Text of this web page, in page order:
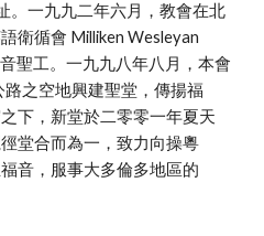
。一九九二年六月，教會在北
衛循會 Milliken Wesleyan
聖工。一九九八年八月，本會
之空地興建聖堂，傳揚福
下，新堂於二零零一年夏天
堂合而為一，致力向操粵
音，服事大多倫多地區的